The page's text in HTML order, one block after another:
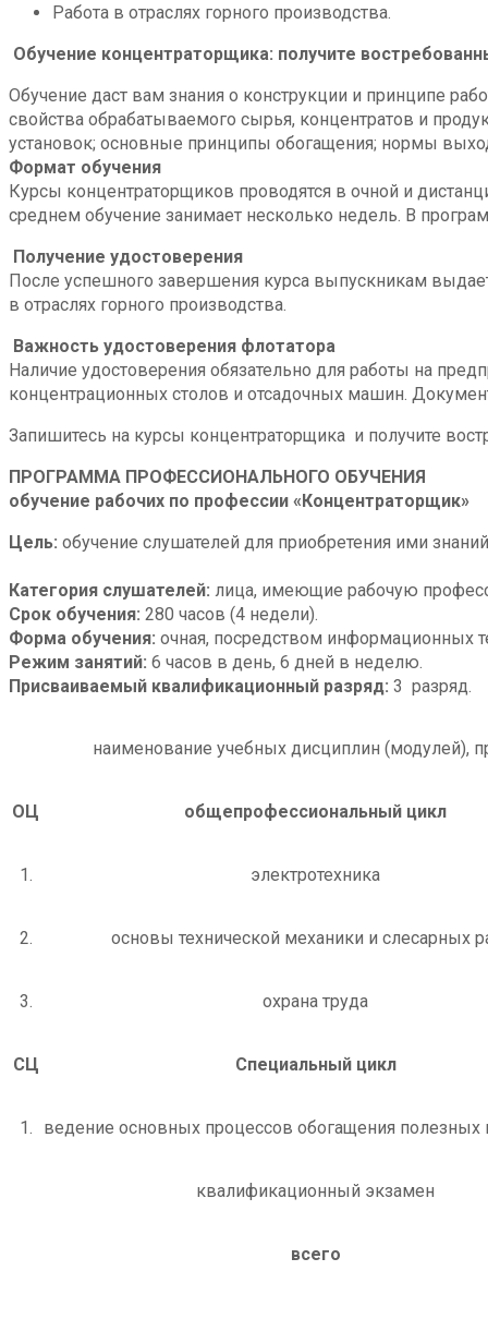
Работа в отраслях горного производства.
Обучение концентраторщика: получите
Обучение даст вам знания о конструкции и принципе
свойства обрабатываемого сырья, концентратов и
установок; основные принципы обогащения; нормы
Формат обучения
Курсы концентраторщиков проводятся в очной и
среднем обучение занимает несколько недель. В
Получение удостоверения
После успешного завершения курса выпускникам
в отраслях горного производства.
Важность удостоверения флотатора
Наличие удостоверения обязательно для работы на
концентрационных столов и отсадочных машин.
Запишитесь на курсы концентраторщика и получите
ПРОГРАММА ПРОФЕССИОНАЛЬНОГО ОБУЧЕНИЯ
обучение рабочих по профессии «Концентраторщик»
Цель: обучение слушателей для приобретения ими
Категория слушателей: лица, имеющие рабочую
Срок обучения: 280 часов (4 недели).
Форма обучения: очная, посредством информационных
Режим занятий: 6 часов в день, 6 дней в неделю.
Присваиваемый квалификационный разряд: 3 разряд.
наименование учебных дисциплин (модулей),
ОЦ общепрофессиональный цикл
1. электротехника
2. основы технической механики и слесарных
3. охрана труда
СЦ Специальный цикл
1. ведение основных процессов обогащения
квалификационный экзамен
всего